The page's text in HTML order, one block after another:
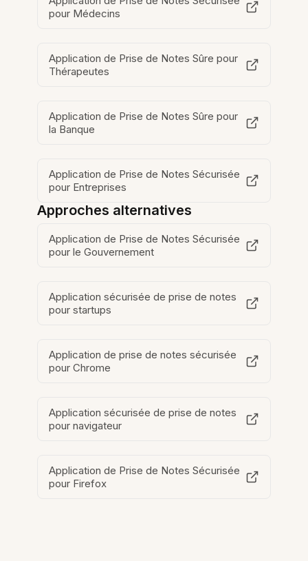
pour Médecins
Application de Prise de Notes Sûre pour
Thérapeutes
Application de Prise de Notes Sûre pour
la Banque
Application de Prise de Notes Sécurisée
pour Entreprises
Approches alternatives
Application de Prise de Notes Sécurisée
pour le Gouvernement
Application sécurisée de prise de notes
pour startups
Application de prise de notes sécurisée
pour Chrome
Application sécurisée de prise de notes
pour navigateur
Application de Prise de Notes Sécurisée
pour Firefox